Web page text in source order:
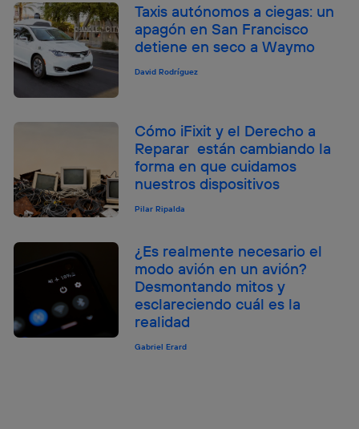
Taxis autónomos a ciegas: un
apagón en San Francisco
detiene en seco a Waymo
David Rodríguez
Cómo iFixit y el Derecho a
Reparar están cambiando la
forma en que cuidamos
nuestros dispositivos
Pilar Ripalda
¿Es realmente necesario el
modo avión en un avión?
Desmontando mitos y
esclareciendo cuál es la
realidad
Gabriel Erard